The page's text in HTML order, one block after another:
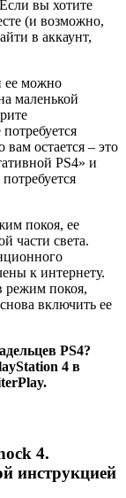
вы хотите
(и возможно,
в аккаунт,
ее можно
маленькой
остается – это
PS4» и
покоя, ее
части света.
к интернету.
режим покоя,
включить ее
PS4?
4 в
4.
инструкцией